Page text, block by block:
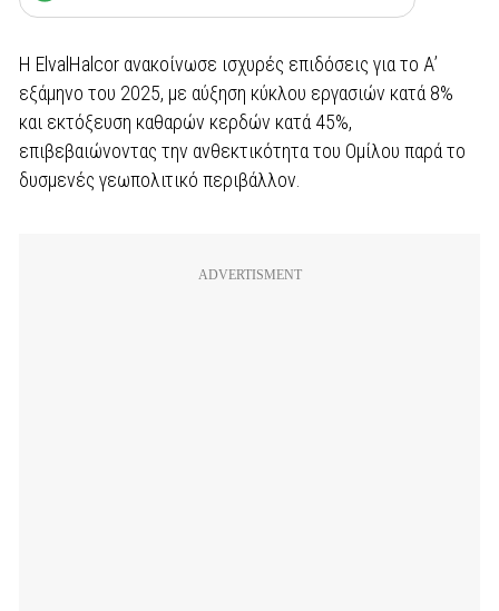
Η ElvalHalcor ανακοίνωσε ισχυρές επιδόσεις για το Α’
εξάμηνο του 2025, με αύξηση κύκλου εργασιών κατά 8%
και εκτόξευση καθαρών κερδών κατά 45%,
επιβεβαιώνοντας την ανθεκτικότητα του Ομίλου παρά το
δυσμενές γεωπολιτικό περιβάλλον.